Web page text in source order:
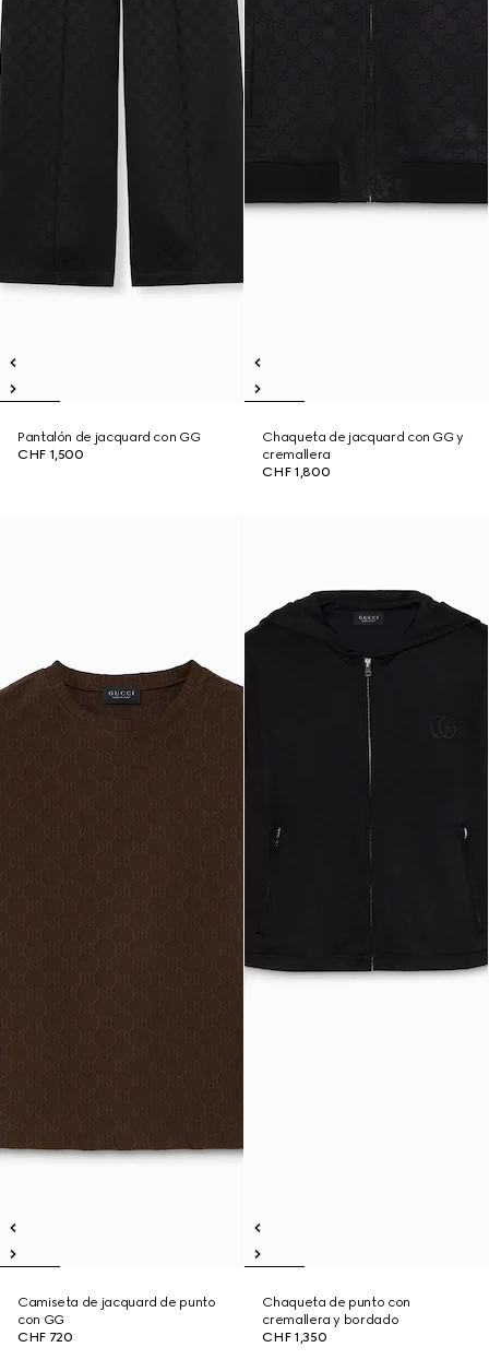
Pantalón de jacquard con GG
CHF 1,500
Chaqueta de jacquard con GG y
cremallera
CHF 1,800
Camiseta de jacquard de punto
con GG
CHF 720
Chaqueta de punto con
cremallera y bordado
CHF 1,350